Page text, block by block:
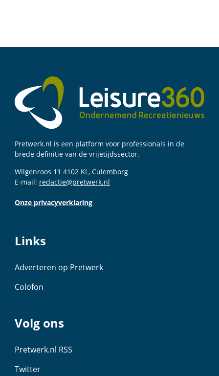
Pretwerk.nl is een platform voor professionals in de
brede definitie van de vrijetijdssector.
Wilgenroos 11 4102 KL, Culemborg
E-mail: redactie@pretwerk.nl
Onze privacyverklaring
Links
Adverteren op Pretwerk
Colofon
Volg ons
Pretwerk.nl RSS
Twitter